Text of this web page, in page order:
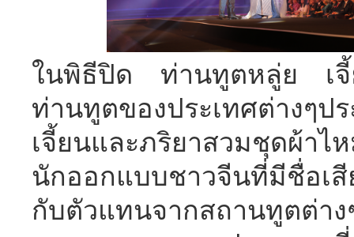
ในพิธีปิด ท่านทูตหลู่ย เจี้
ท่านทูตของประเทศต่าง
เจี้ยนและภริยาสวมชุดผ้า
นักออกแบบชาวจีนที่มีชื่อเ
กับตัวแทนจากสถานทูตต่า